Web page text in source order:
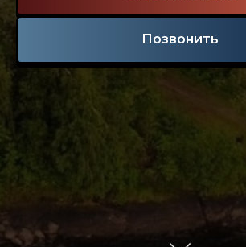
Позвонить
Село было основано
около 750 лет назад на берегу озера
Сегозера ". Но после строительства
плотины в истоке реки Сегежи в
1957 году уровень воды поднялся
История
Сондал